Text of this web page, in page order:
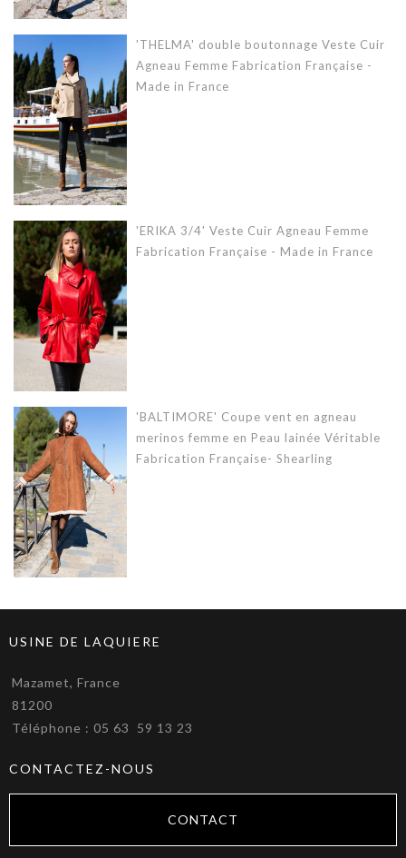
'THELMA' double boutonnage Veste Cuir
Agneau Femme Fabrication Française -
Made in France
'ERIKA 3/4' Veste Cuir Agneau Femme
Fabrication Française - Made in France
'BALTIMORE' Coupe vent en agneau
merinos femme en Peau lainée Véritable
Fabrication Française- Shearling
USINE DE LAQUIERE
Mazamet, France
81200
Téléphone : 05 63 59 13 23
CONTACTEZ-NOUS
CONTACT